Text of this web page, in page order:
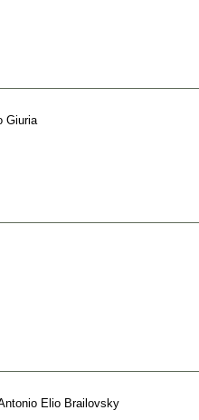
Giuria
Elio Brailovsky